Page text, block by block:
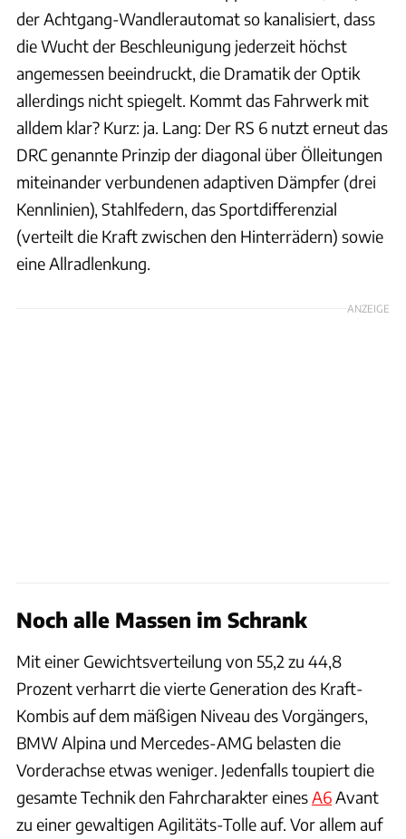
der Achtgang-Wandlerautomat so kanalisiert, dass
die Wucht der Beschleunigung jederzeit höchst
angemessen beeindruckt, die Dramatik der Optik
allerdings nicht spiegelt. Kommt das Fahrwerk mit
alldem klar? Kurz: ja. Lang: Der RS 6 nutzt erneut das
DRC genannte Prinzip der diagonal über Ölleitungen
miteinander verbundenen adaptiven Dämpfer (drei
Kennlinien), Stahlfedern, das Sportdifferenzial
(verteilt die Kraft zwischen den Hinterrädern) sowie
eine Allradlenkung.
ANZEIGE
Noch alle Massen im Schrank
Mit einer Gewichtsverteilung von 55,2 zu 44,8
Prozent verharrt die vierte Generation des Kraft-
Kombis auf dem mäßigen Niveau des Vorgängers,
BMW Alpina und Mercedes-AMG belasten die
Vorderachse etwas weniger. Jedenfalls toupiert die
gesamte Technik den Fahrcharakter einesA6Avant
zu einer gewaltigen Agilitäts-Tolle auf. Vor allem auf